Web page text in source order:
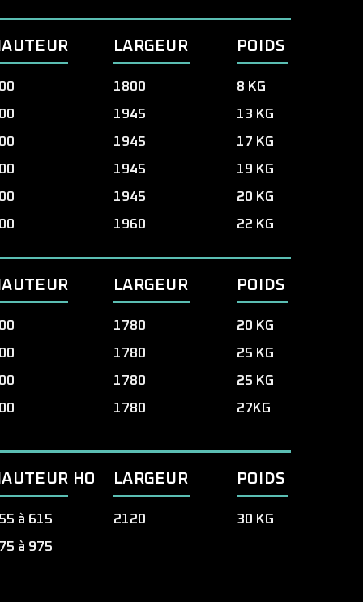
LARGEUR
1800
1945
1945
1945
1945
1960
POIDS
8 KG
13 KG
17 KG
19 KG
20 KG
22 KG
LARGEUR
1780
1780
1780
1780
POIDS
20 KG
25 KG
25 KG
27KG
HO
à 615
à 975
LARGEUR
2120
POIDS
30 KG